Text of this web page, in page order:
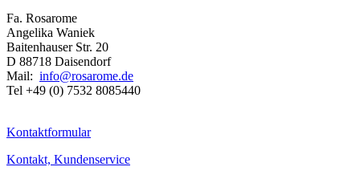
Fa. Rosarome
Angelika Waniek
Baitenhauser Str. 20
D 88718 Daisendorf
Mail: info@rosarome.de
Tel +49 (0) 7532 8085440
Kontaktformular
Kontakt, Kundenservice